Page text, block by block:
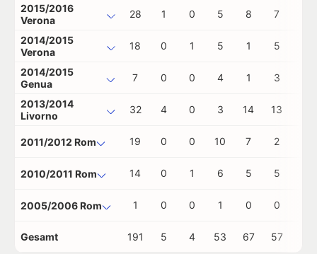
2015/2016
Verona
28 1 0 5 8 7
2014/2015
Verona
18 0 1 5 1 5
2014/2015
Genua
7 0 0 4 1 3
2013/2014
Livorno
32 4 0 3 14 13
2011/2012 Rom 19 0 0 10 7 2
2010/2011 Rom 14 0 1 6 5 5
2005/2006 Rom 1 0 0 1 0 0
Gesamt 191 5 4 53 67 57